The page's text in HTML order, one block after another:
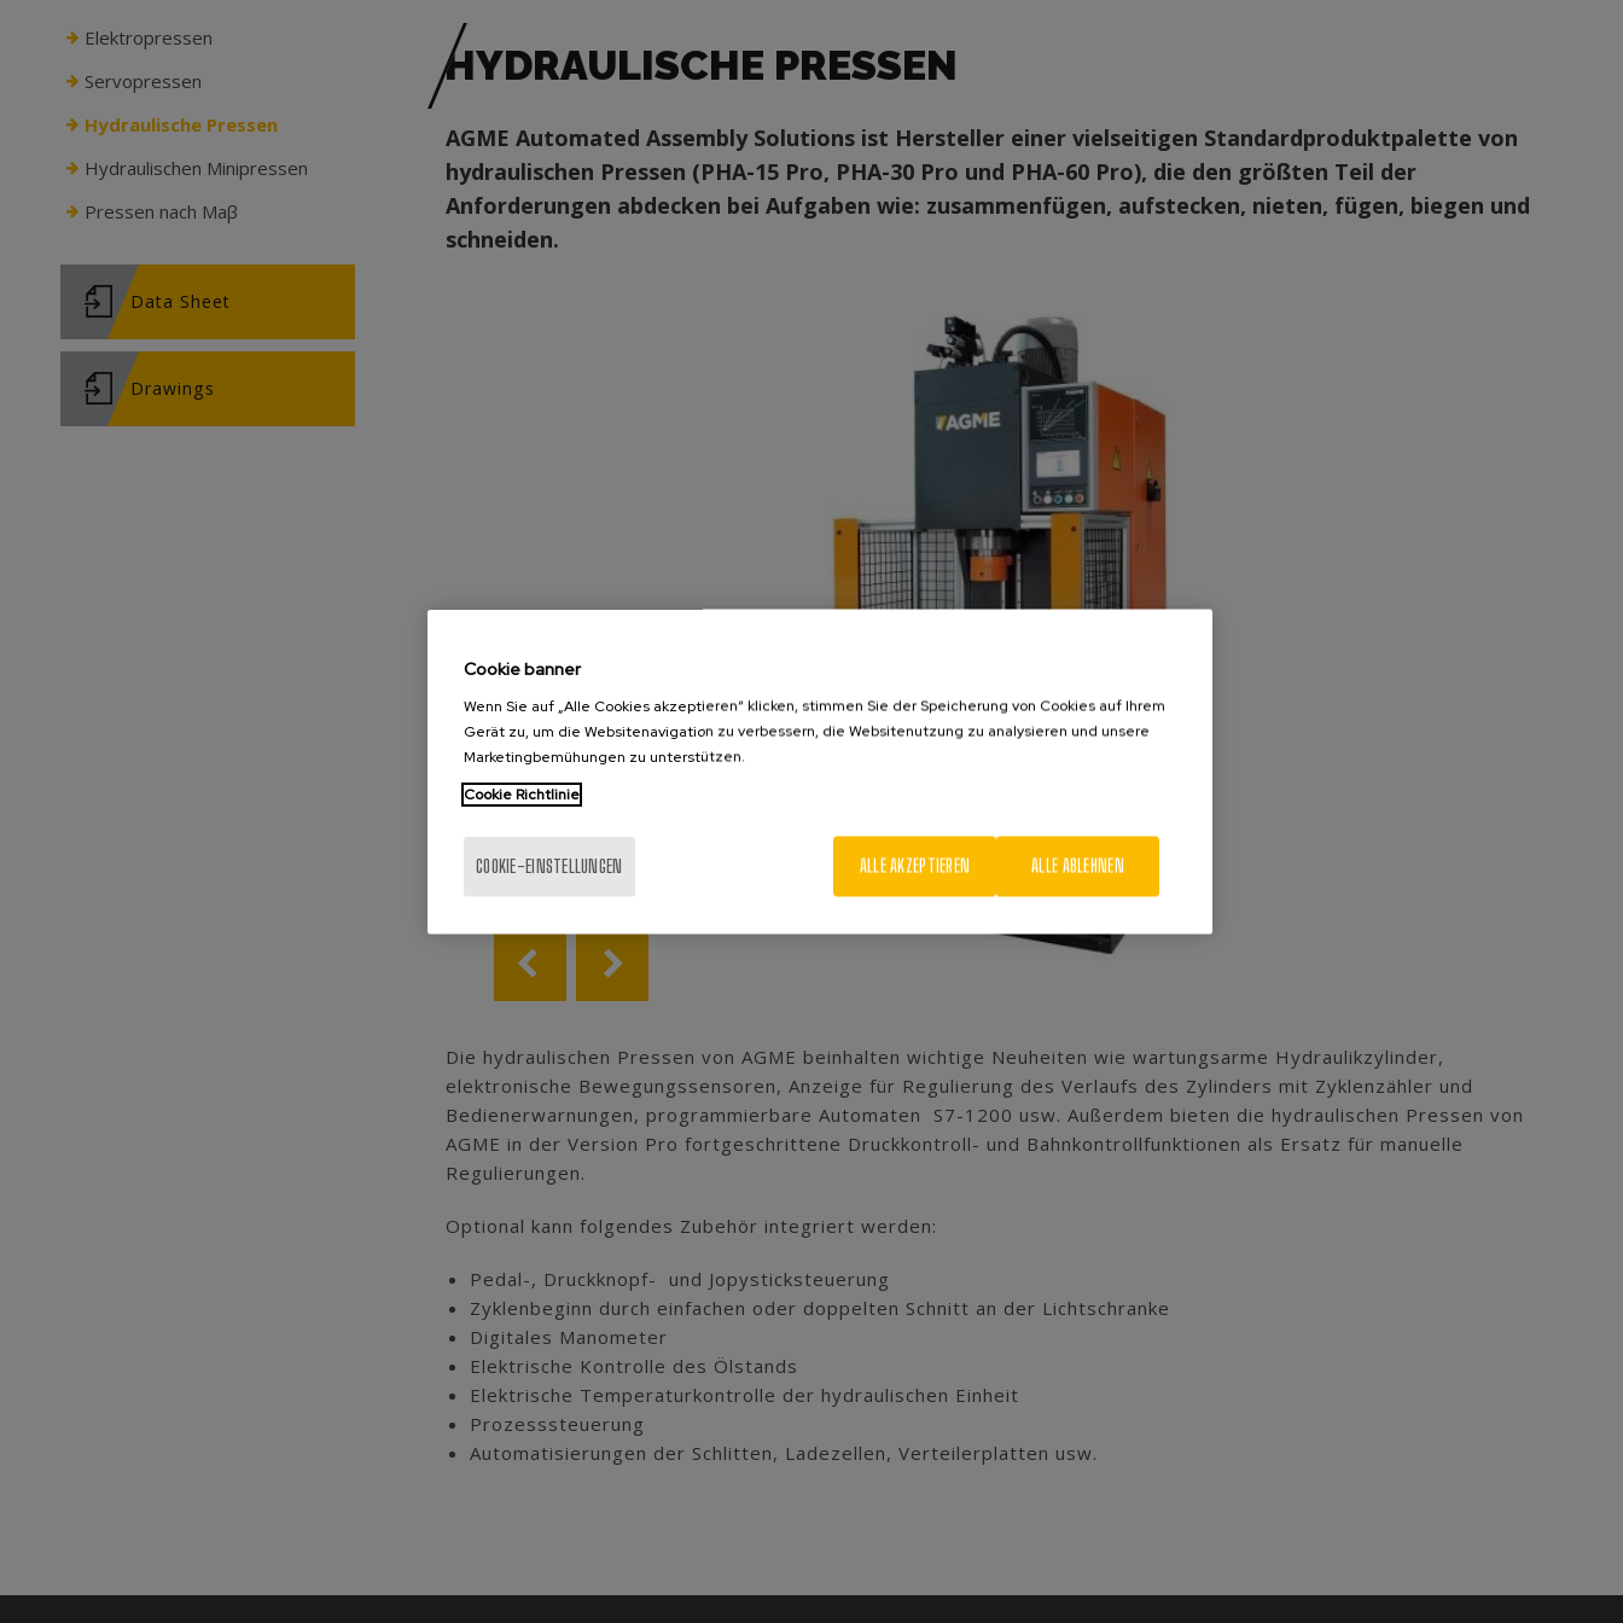
HYDRAULISCHE PRESSEN
AGME Automated Assembly Solutions ist Hersteller einer vielseitigen Standardproduktpalette von
hydraulischen Pressen (PHA-15 Pro, PHA-30 Pro und PHA-60 Pro), die den größten Teil der
Anforderungen abdecken bei Aufgaben wie: zusammenfügen, aufstecken, nieten, fügen, biegen und
schneiden.
Die hydraulischen Pressen von AGME beinhalten wichtige Neuheiten wie wartungsarme Hydraulikzylinder,
elektronische Bewegungssensoren, Anzeige für Regulierung des Verlaufs des Zylinders mit Zyklenzähler und
Bedienerwarnungen, programmierbare Automaten S7-1200 usw. Außerdem bieten die hydraulischen Pressen von
AGME in der Version Pro fortgeschrittene Druckkontroll- und Bahnkontrollfunktionen als Ersatz für manuelle
Regulierungen.
Optional kann folgendes Zubehör integriert werden:
Pedal-, Druckknopf- und Jopysticksteuerung
Zyklenbeginn durch einfachen oder doppelten Schnitt an der Lichtschranke
Digitales Manometer
Elektrische Kontrolle des Ölstands
Elektrische Temperaturkontrolle der hydraulischen Einheit
Prozesssteuerung
Automatisierungen der Schlitten, Ladezellen, Verteilerplatten usw.
Elektropressen
Servopressen
Hydraulische Pressen
Hydraulischen Minipressen
Pressen nach Maβ
Data Sheet
Drawings
Cookie banner
Wenn Sie auf „Alle Cookies akzeptieren“ klicken, stimmen Sie der Speicherung von Cookies auf Ihrem
Gerät zu, um die Websitenavigation zu verbessern, die Websitenutzung zu analysieren und unsere
Marketingbemühungen zu unterstützen.
Cookie Richtlinie
COOKIE-EINSTELLUNGEN ALLE ABLEHNEN
ALLE AKZEPTIEREN